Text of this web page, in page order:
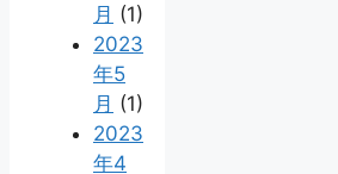
月 (1)
2023
年5
月 (1)
2023
年4